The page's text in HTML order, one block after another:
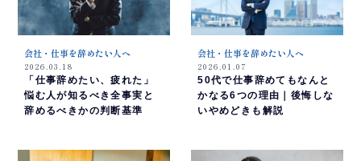
会社・仕事を辞めたい人へ
2026.03.18
「仕事辞めたい、疲れた」
悩む人が知るべき全事実と
辞めるべきかの判断基準
会社・仕事を辞めたい人へ
2026.01.07
50代で仕事辞めてもなんと
かなる6つの理由｜後悔しな
いやめどきも解説